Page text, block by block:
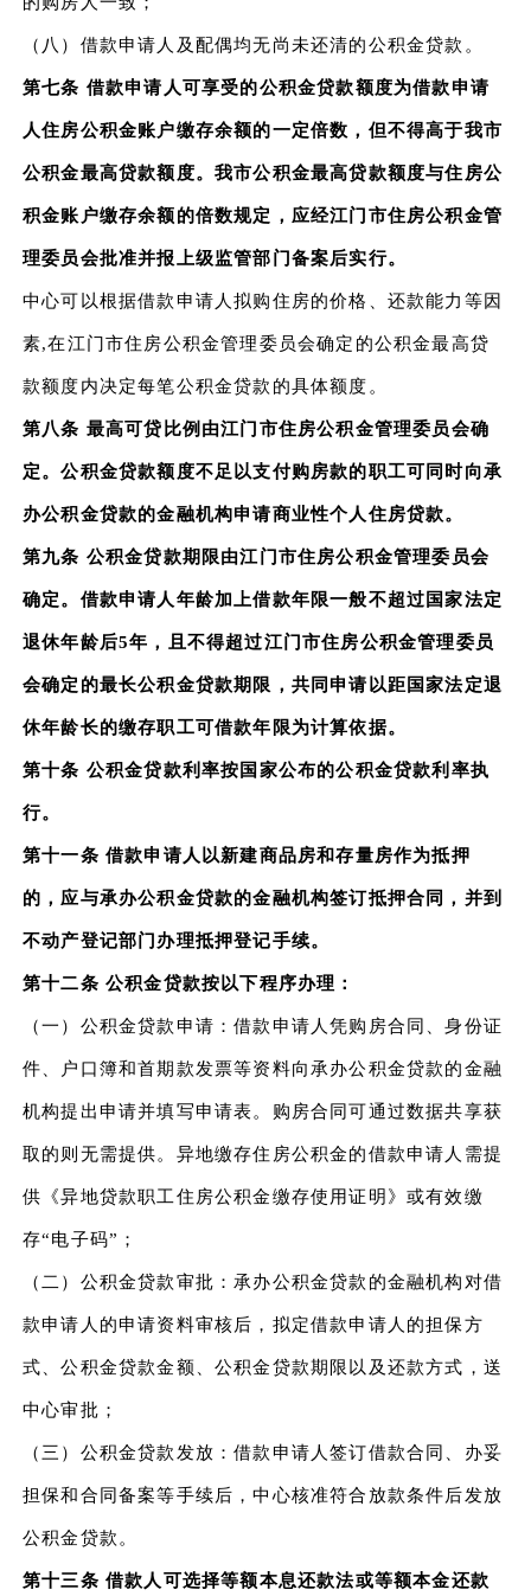
（八）借款申请人及配偶均无尚未还清的公积金贷款。
第七条 借款申请人可享受的公积金贷款额度为借款申请
人住房公积金账户缴存余额的一定倍数，但不得高于我市
公积金最高贷款额度。我市公积金最高贷款额度与住房公
积金账户缴存余额的倍数规定，应经江门市住房公积金管
理委员会批准并报上级监管部门备案后实行。
中心可以根据借款申请人拟购住房的价格、还款能力等因
素,在江门市住房公积金管理委员会确定的公积金最高贷
款额度内决定每笔公积金贷款的具体额度。
第八条 最高可贷比例由江门市住房公积金管理委员会确
定。公积金贷款额度不足以支付购房款的职工可同时向承
办公积金贷款的金融机构申请商业性个人住房贷款。
第九条 公积金贷款期限由江门市住房公积金管理委员会
确定。借款申请人年龄加上借款年限一般不超过国家法定
退休年龄后5年，且不得超过江门市住房公积金管理委员
会确定的最长公积金贷款期限，共同申请以距国家法定退
休年龄长的缴存职工可借款年限为计算依据。
第十条 公积金贷款利率按国家公布的公积金贷款利率执
行。
第十一条 借款申请人以新建商品房和存量房作为抵押
的，应与承办公积金贷款的金融机构签订抵押合同，并到
不动产登记部门办理抵押登记手续。
第十二条 公积金贷款按以下程序办理：
（一）公积金贷款申请：借款申请人凭购房合同、身份证
件、户口簿和首期款发票等资料向承办公积金贷款的金融
机构提出申请并填写申请表。购房合同可通过数据共享获
取的则无需提供。异地缴存住房公积金的借款申请人需提
供《异地贷款职工住房公积金缴存使用证明》或有效缴
存“电子码”；
（二）公积金贷款审批：承办公积金贷款的金融机构对借
款申请人的申请资料审核后，拟定借款申请人的担保方
式、公积金贷款金额、公积金贷款期限以及还款方式，送
中心审批；
（三）公积金贷款发放：借款申请人签订借款合同、办妥
担保和合同备案等手续后，中心核准符合放款条件后发放
公积金贷款。
第十三条 借款人可选择等额本息还款法或等额本金还款